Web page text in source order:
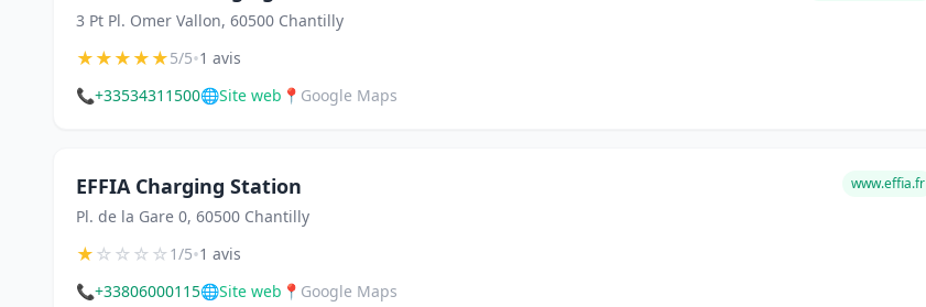
3 Pt Pl. Omer Vallon, 60500 Chantilly
★★★★★5/5•1 avis
📞+33534311500🌐Site web 📍 Google Maps
EFFIA Charging Station
Pl. de la Gare 0, 60500 Chantilly
www.effia.fr
★☆☆☆☆1/5•1 avis
📞+33806000115🌐Site web 📍 Google Maps